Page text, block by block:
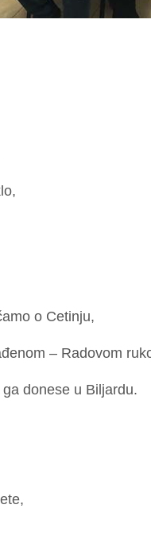
o Cetinju,
– Radovom
ga donese u Biljardu.